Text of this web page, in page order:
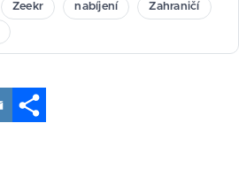
Zeekr nabíjení Zahraničí